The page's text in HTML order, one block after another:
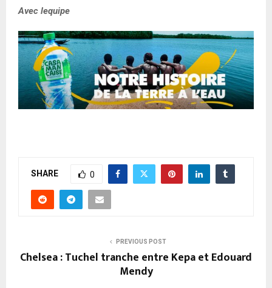
Avec lequipe
SHARE 0
PREVIOUS POST
Chelsea : Tuchel tranche entre Kepa et Edouard
Mendy